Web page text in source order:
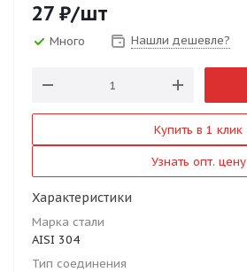
27 ₽/шт
Много Нашли дешевле?
Купить в 1 клик
Узнать опт. цену
Характеристики
Марка стали
AISI 304
Тип соединения